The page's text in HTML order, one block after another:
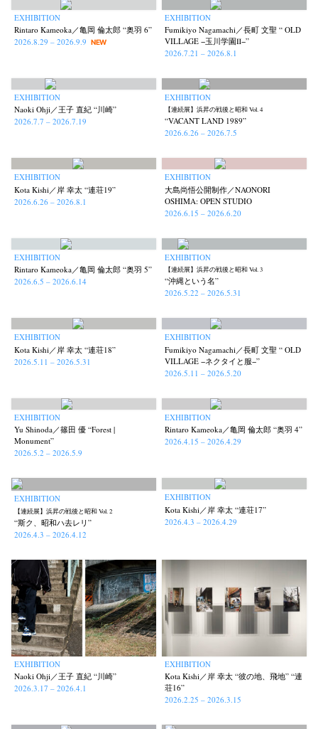
EXHIBITION
Rintaro Kameoka／亀岡 倫太郎 “奥羽 6”
2026.8.29 – 2026.9.9
NEW
EXHIBITION
Fumikiyo Nagamachi／長町 文聖 “ OLD
VILLAGE −玉川学園Ⅱ−”
2026.7.21 – 2026.8.1
EXHIBITION
Naoki Ohji／王子 直紀 “川崎”
2026.7.7 – 2026.7.19
EXHIBITION
【連続展】浜昇の戦後と昭和 Vol. 4
“VACANT LAND 1989”
2026.6.26 – 2026.7.5
EXHIBITION
Kota Kishi／岸 幸太 “連荘19”
2026.6.26 – 2026.8.1
EXHIBITION
大島尚悟公開制作／NAONORI
OSHIMA: OPEN STUDIO
2026.6.15 – 2026.6.20
EXHIBITION
Rintaro Kameoka／亀岡 倫太郎 “奥羽 5”
2026.6.5 – 2026.6.14
EXHIBITION
【連続展】浜昇の戦後と昭和 Vol. 3
“沖縄という名”
2026.5.22 – 2026.5.31
EXHIBITION
Kota Kishi／岸 幸太 “連荘18”
2026.5.11 – 2026.5.31
EXHIBITION
Fumikiyo Nagamachi／長町 文聖 “ OLD
VILLAGE −ネクタイと服−”
2026.5.11 – 2026.5.20
EXHIBITION
Yu Shinoda／篠田 優 “Forest |
Monument”
2026.5.2 – 2026.5.9
EXHIBITION
Rintaro Kameoka／亀岡 倫太郎 “奥羽 4”
2026.4.15 – 2026.4.29
EXHIBITION
【連続展】浜昇の戦後と昭和 Vol. 2
“斯ク、昭和ハ去レリ”
2026.4.3 – 2026.4.12
EXHIBITION
Kota Kishi／岸 幸太 “連荘17”
2026.4.3 – 2026.4.29
EXHIBITION
Naoki Ohji／王子 直紀 “川崎”
2026.3.17 – 2026.4.1
EXHIBITION
Kota Kishi／岸 幸太 “彼の地、飛地” “連
荘16”
2026.2.25 – 2026.3.15